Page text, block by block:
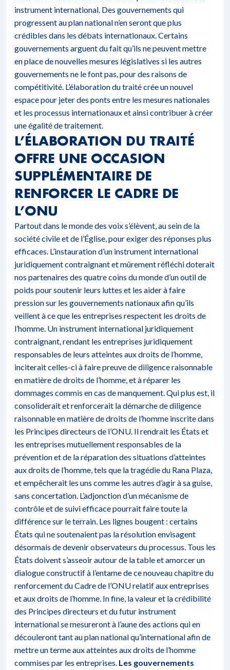
instrument international. Des gouvernements qui
progressent au plan national n’en seront que plus
crédibles dans les débats internationaux. Certains
gouvernements arguent du fait qu’ils ne peuvent mettre
en place de nouvelles mesures législatives si les autres
gouvernements ne le font pas, pour des raisons de
compétitivité. L’élaboration du traité crée un nouvel
espace pour jeter des ponts entre les mesures nationales
et les processus internationaux et ainsi contribuer à créer
une égalité de traitement.
L’ÉLABORATION DU TRAITÉ
OFFRE UNE OCCASION
SUPPLÉMENTAIRE DE
RENFORCER LE CADRE DE
L’ONU
Partout dans le monde des voix s’élèvent, au sein de la
société civile et de l’Église, pour exiger des réponses plus
efficaces. L’instauration d’un instrument international
juridiquement contraignant et mûrement réfléchi doterait
nos partenaires des quatre coins du monde d’un outil de
poids pour soutenir leurs luttes et les aider à faire
pression sur les gouvernements nationaux afin qu’ils
veillent à ce que les entreprises respectent les droits de
l’homme. Un instrument international juridiquement
contraignant, rendant les entreprises juridiquement
responsables de leurs atteintes aux droits de l’homme,
inciterait celles-ci à faire preuve de diligence raisonnable
en matière de droits de l’homme, et à réparer les
dommages commis en cas de manquement. Qui plus est, il
consoliderait et renforcerait la démarche de diligence
raisonnable en matière de droits de l’homme inscrite dans
les Principes directeurs de l’ONU. Il rendrait les États et
les entreprises mutuellement responsables de la
prévention et de la réparation des situations d’atteintes
aux droits de l’homme, tels que la tragédie du Rana Plaza,
et empêcherait les uns comme les autres d’agir à sa guise,
sans concertation. L’adjonction d’un mécanisme de
contrôle et de suivi efficace pourrait faire toute la
différence sur le terrain. Les lignes bougent : certains
États qui ne soutenaient pas la résolution envisagent
désormais de devenir observateurs du processus. Tous les
États doivent s’asseoir autour de la table et amorcer un
dialogue constructif à l’entame de ce nouveau chapitre du
renforcement du Cadre de l’ONU relatif aux entreprises
et aux droits de l’homme. In fine, la valeur et la crédibilité
des Principes directeurs et du futur instrument
international se mesureront à l’aune des actions qui en
découleront tant au plan national qu’international afin de
mettre un terme aux atteintes aux droits de l’homme
commises par les entreprises. Les gouvernements